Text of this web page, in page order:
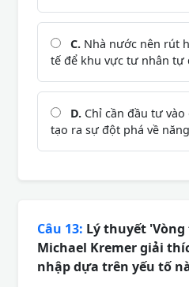
C. Nhà nước nên rút
tế để khu vực tư nhân tự
D. Chỉ cần đầu tư
tạo ra sự đột phá về
Câu 13: Lý thuyết
Michael Kremer giải
nhập dựa trên yếu tố